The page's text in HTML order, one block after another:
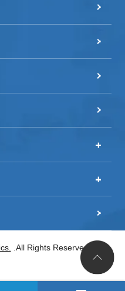
.All Rights Reserved.